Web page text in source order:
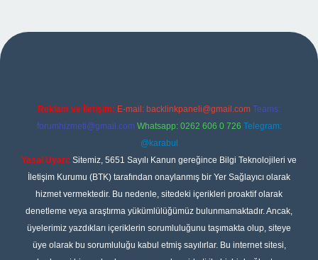
Reklam ve İletişim: E-mail: backlinkpaneli@gmail.com Teams:
forumhizmeti@gmail.com Whatsapp: 0262 606 0 726 Telegram:
@karabul
Yasal Uyarı: Sitemiz, 5651 Sayılı Kanun gereğince Bilgi Teknolojileri ve
İletişim Kurumu (BTK) tarafından onaylanmış bir Yer Sağlayıcı olarak
hizmet vermektedir. Bu nedenle, sitedeki içerikleri proaktif olarak
denetleme veya araştırma yükümlülüğümüz bulunmamaktadır. Ancak,
üyelerimiz yazdıkları içeriklerin sorumluluğunu taşımakta olup, siteye
üye olarak bu sorumluluğu kabul etmiş sayılırlar. Bu internet sitesi,